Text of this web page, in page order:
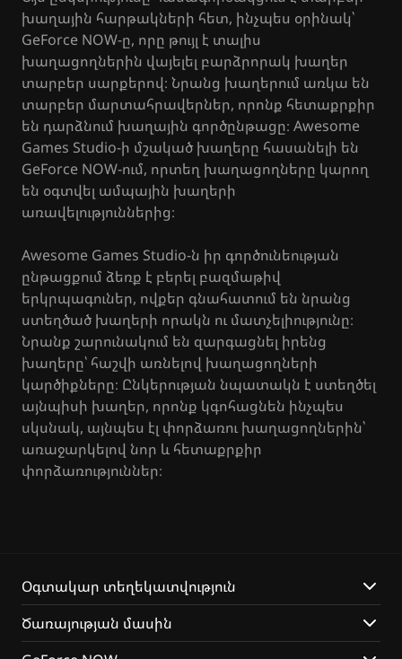
խաղային հարթակների հետ, ինչպես օրինակ՝
GeForce NOW-ը, որը թույլ է տալիս
խաղացողներին վայելել բարձրորակ խաղեր
տարբեր սարքերով։ Նրանց խաղերում առկա են
տարբեր մարտահրավերներ, որոնք հետաքրքիր
են դարձնում խաղային գործընթացը։ Awesome
Games Studio-ի մշակած խաղերը հասանելի են
GeForce NOW-ում, որտեղ խաղացողները կարող
են օգտվել ամպային խաղերի
առավելություններից։
Awesome Games Studio-ն իր գործունեության
ընթացքում ձեռք է բերել բազմաթիվ
երկրպագուներ, ովքեր գնահատում են նրանց
ստեղծած խաղերի որակն ու մատչելիությունը։
Նրանք շարունակում են զարգացնել իրենց
խաղերը՝ հաշվի առնելով խաղացողների
կարծիքները։ Ընկերության նպատակն է ստեղծել
այնպիսի խաղեր, որոնք կգոհացնեն ինչպես
սկսնակ, այնպես էլ փորձառու խաղացողներին՝
առաջարկելով նոր և հետաքրքիր
փորձառություններ։
Օգտակար տեղեկատվություն
Ծառայության մասին